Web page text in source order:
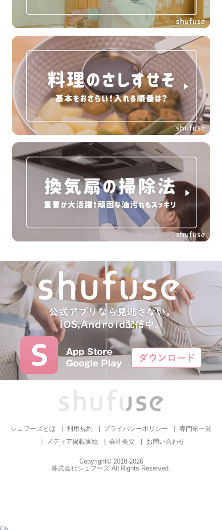
シュフーズとは 利用規約 プライバシーポリシー
専門家一覧
メディア掲載実績
会社概要 お問い合わせ
Copyright© 2018-2026
株式会社シュフーズ All Rights Reserved.